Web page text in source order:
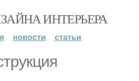
ИНТЕРЬЕРА
новости статьи